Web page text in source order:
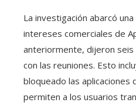
La investigación abarcó
intereses comerciales de
anteriormente, dijeron seis
con las reuniones. Esto
bloqueado las aplicaciones
permiten a los usuarios